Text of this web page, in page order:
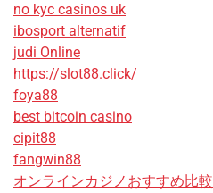
no kyc casinos uk
ibosport alternatif
judi Online
https://slot88.click/
foya88
best bitcoin casino
cipit88
fangwin88
オンラインカジノおすすめ比較